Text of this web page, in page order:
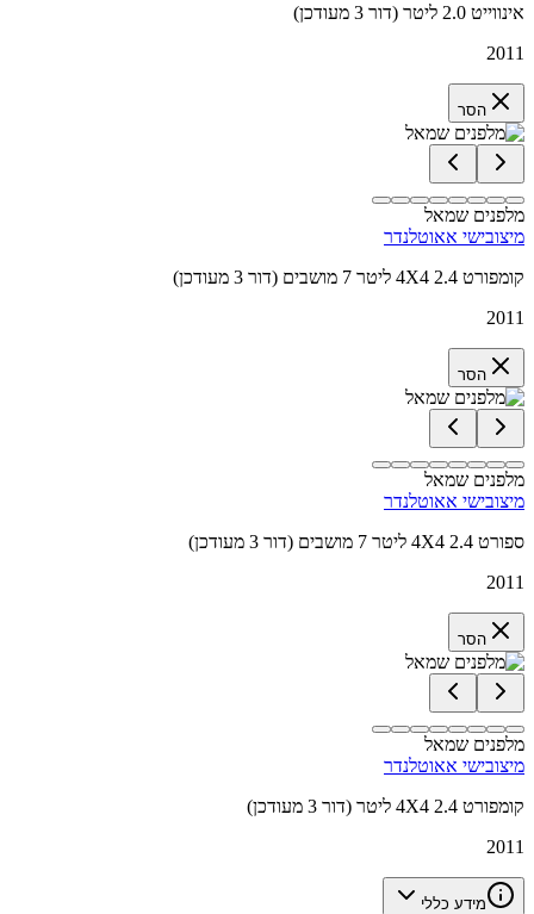
אינווייט 2.0 ליטר (דור 3 מעודכן)
2011
הסר
מלפנים שמאל
מיצובישי אאוטלנדר
קומפורט 4X4 2.4 ליטר 7 מושבים (דור 3 מעודכן)
2011
הסר
מלפנים שמאל
מיצובישי אאוטלנדר
ספורט 4X4 2.4 ליטר 7 מושבים (דור 3 מעודכן)
2011
הסר
מלפנים שמאל
מיצובישי אאוטלנדר
קומפורט 4X4 2.4 ליטר (דור 3 מעודכן)
2011
מידע כללי